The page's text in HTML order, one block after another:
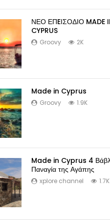
ΝΕΟ ΕΠEΙΣΟΔΙΟ MADE
CYPRUS
Groovy 2K
Made in Cyprus
Groovy 1.9K
Made in Cyprus 4
Παναγία της Αγάπης
xplore channel 1.7K